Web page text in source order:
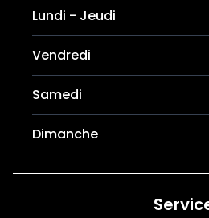
Lundi - Jeudi
Vendredi
Samedi
Dimanche